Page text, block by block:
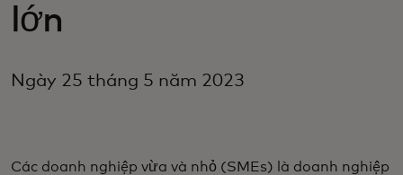
Dành cho nhà đổi mới
Tin tức và xu hướng
lớn
Ngày 25 tháng 5 năm 2023
Các doanh nghiệp vừa và nhỏ (SMEs) là doanh nghiệp